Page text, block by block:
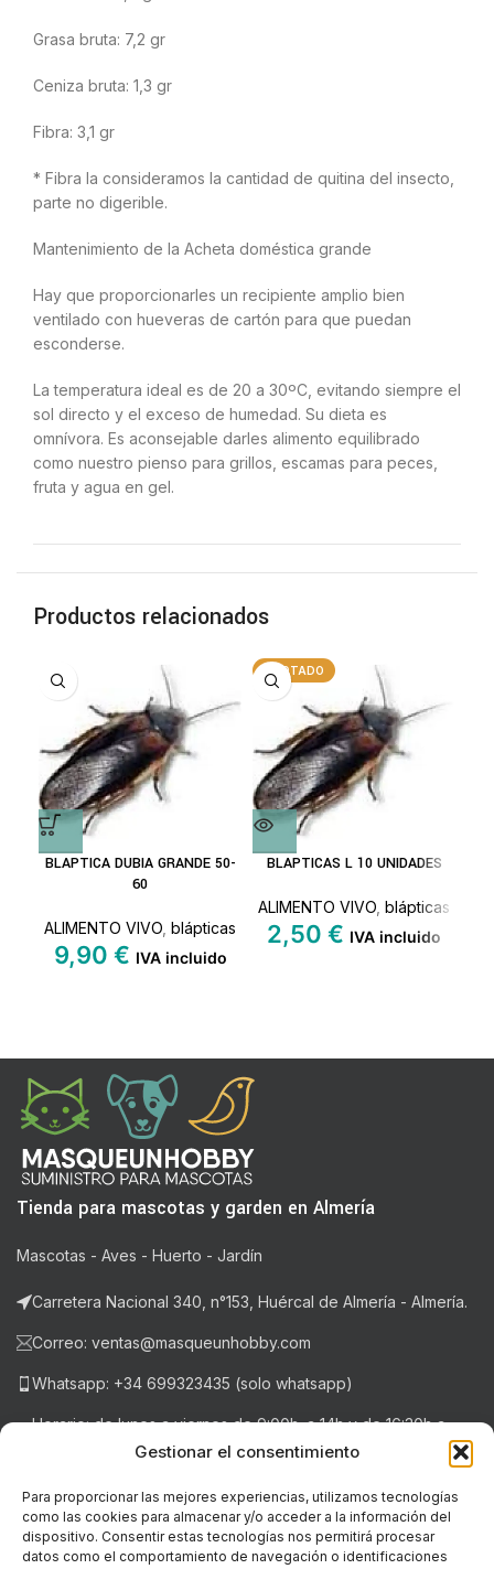
Gestionar el consentimiento
Para proporcionar las mejores experiencias, utilizamos tecnologías
como las cookies para almacenar y/o acceder a la información del
dispositivo. Consentir estas tecnologías nos permitirá procesar
datos como el comportamiento de navegación o identificaciones
Grasa bruta: 7,2 gr
Ceniza bruta: 1,3 gr
Fibra: 3,1 gr
* Fibra la consideramos la cantidad de quitina del insecto,
parte no digerible.
Mantenimiento de la Acheta doméstica grande
Hay que proporcionarles un recipiente amplio bien
ventilado con hueveras de cartón para que puedan
esconderse.
La temperatura ideal es de 20 a 30ºC, evitando siempre el
sol directo y el exceso de humedad. Su dieta es
omnívora. Es aconsejable darles alimento equilibrado
como nuestro pienso para grillos, escamas para peces,
fruta y agua en gel.
Productos relacionados
BLAPTICA DUBIA GRANDE 50-
60
ALIMENTO VIVO blápticas
9,90 € IVA incluido
AGOTADO
BLAPTICAS L 10 UNIDADES
ALIMENTO VIVO blápticas
2,50 € IVA incluido
Tienda para mascotas y garden en Almería
Mascotas - Aves - Huerto - Jardín
Carretera Nacional 340, n°153, Huércal de Almería - Almería.
Correo: ventas@masqueunhobby.com
Whatsapp: +34 699323435 (solo whatsapp)
Horario: de lunes a viernes de 9:00h. a 14h y de 16:30h a
20:30h . Sábados de 9:00h a 14:00h.
NOTICIAS RECIENTES